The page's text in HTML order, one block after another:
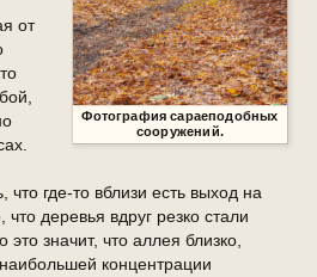
Фотография сараеподобных
сооружений.
от
что где-то вблизи есть выход на
деревья вдруг резко стали
это значит, что аллея близко,
концентрации